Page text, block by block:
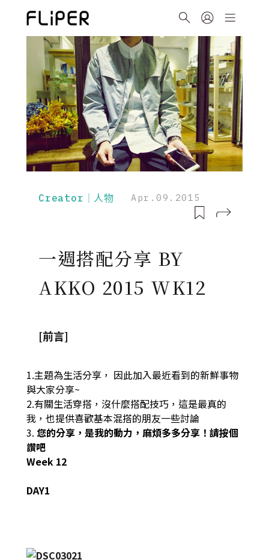
Creator｜人物 Apr.09.2015
一週搭配分享 BY
AKKO 2015 WK12
[前言]
1.主題為生活分享， 因此加入最近看到的新鮮事物
與大家分享~
2.有關生活穿搭，沒什麼搭配技巧，這是最真的
我，也提供喜歡基本混搭的朋友一些討論
3. 您的分享，是我的動力，麻煩多多分享！請按個
讚吧
Week 12
DAY1